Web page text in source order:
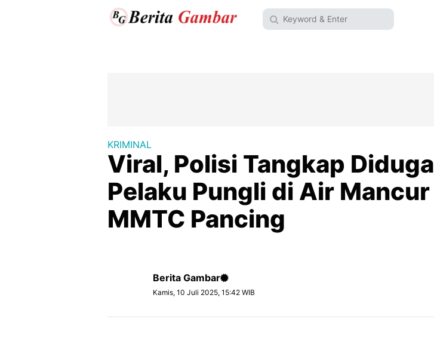
KRIMINAL
Viral, Polisi Tangkap Diduga
Pelaku Pungli di Air Mancur
MMTC Pancing
Berita Gambar
Kamis, 10 Juli 2025, 15:42 WIB